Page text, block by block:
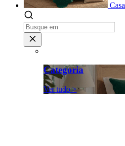
Casa
Categoria
Ver tudo >